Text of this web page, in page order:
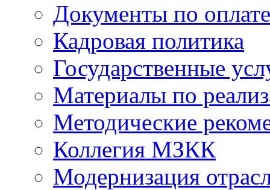
Документы по
Кадровая политика
Государственные
Материалы по
Методические
Коллегия МЗКК
Модернизация